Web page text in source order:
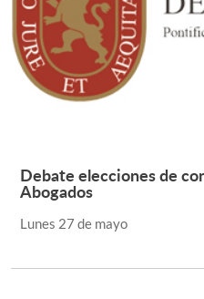
Debate elecciones de
Abogados
Lunes 27 de mayo